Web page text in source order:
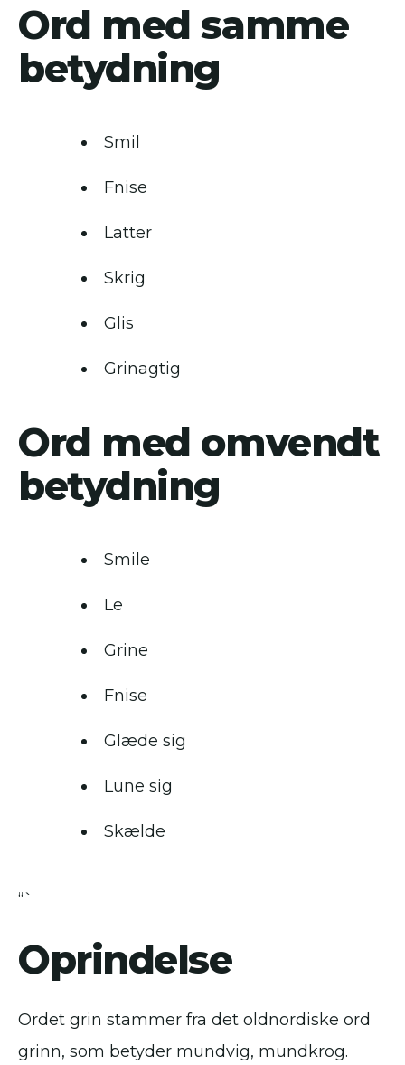
Ord med samme
betydning
Smil
Fnise
Latter
Skrig
Glis
Grinagtig
Ord med omvendt
betydning
Smile
Le
Grine
Fnise
Glæde sig
Lune sig
Skælde
“`
Oprindelse
Ordet grin stammer fra det oldnordiske ord
grinn, som betyder mundvig, mundkrog.